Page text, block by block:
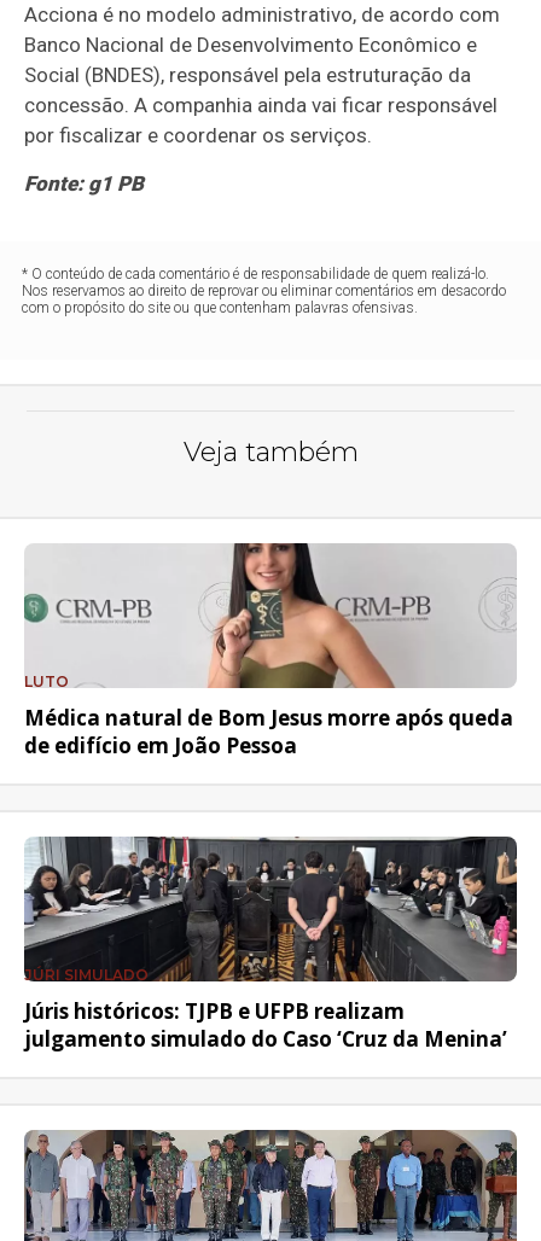
Acciona é no modelo administrativo, de acordo com
Banco Nacional de Desenvolvimento Econômico e
Social (BNDES), responsável pela estruturação da
concessão. A companhia ainda vai ficar responsável
por fiscalizar e coordenar os serviços.
Fonte: g1 PB
* O conteúdo de cada comentário é de responsabilidade de quem realizá-lo.
Nos reservamos ao direito de reprovar ou eliminar comentários em desacordo
com o propósito do site ou que contenham palavras ofensivas.
Veja também
LUTO
Médica natural de Bom Jesus morre após queda
de edifício em João Pessoa
JÚRI SIMULADO
Júris históricos: TJPB e UFPB realizam
julgamento simulado do Caso ‘Cruz da Menina’